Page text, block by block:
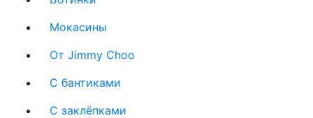
Мокасины
От Jimmy Choo
С бантиками
С заклёпками